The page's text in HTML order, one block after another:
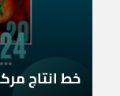
خط انتاج